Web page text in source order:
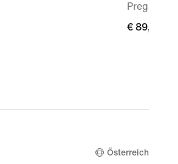
Pregame
€ 89,99
€ 89,99
Österreich